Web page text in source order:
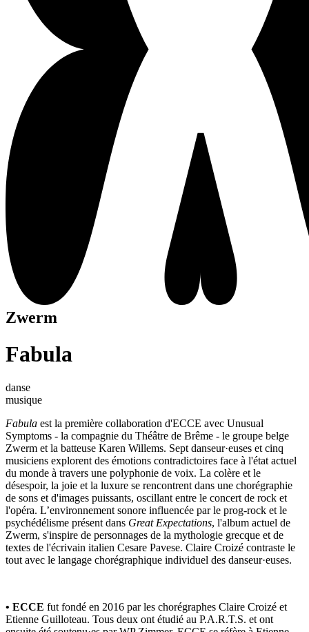
Zwerm
Fabula
danse
musique
Fabula est la première collaboration d'ECCE avec Unusual
Symptoms - la compagnie du Théâtre de Brême - le groupe belge
Zwerm et la batteuse Karen Willems. Sept danseur·euses et cinq
musiciens explorent des émotions contradictoires face à l'état actuel
du monde à travers une polyphonie de voix. La colère et le
désespoir, la joie et la luxure se rencontrent dans une chorégraphie
de sons et d'images puissants, oscillant entre le concert de rock et
l'opéra. L’environnement sonore influencée par le prog-rock et le
psychédélisme présent dans Great Expectations, l'album actuel de
Zwerm, s'inspire de personnages de la mythologie grecque et de
textes de l'écrivain italien Cesare Pavese. Claire Croizé contraste le
tout avec le langage chorégraphique individuel des danseur·euses.
• ECCE fut fondé en 2016 par les chorégraphes Claire Croizé et
Etienne Guilloteau. Tous deux ont étudié au P.A.R.T.S. et ont